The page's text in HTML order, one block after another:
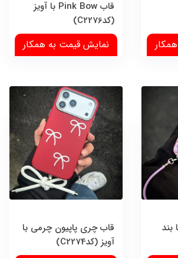
قاب Pink Bow با آویز
(کدC2276)
نمایش قیمت به همکار
بند
قاب چری پاپیون چرمی با
آویز (کدC2274)